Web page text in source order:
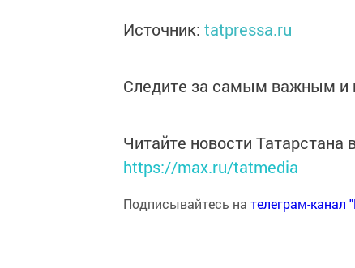
Источник: tatpressa.ru
Следите за самым важным и
Читайте новости
https://max.ru/tatmedia
Подписывайтесь на телеграм-